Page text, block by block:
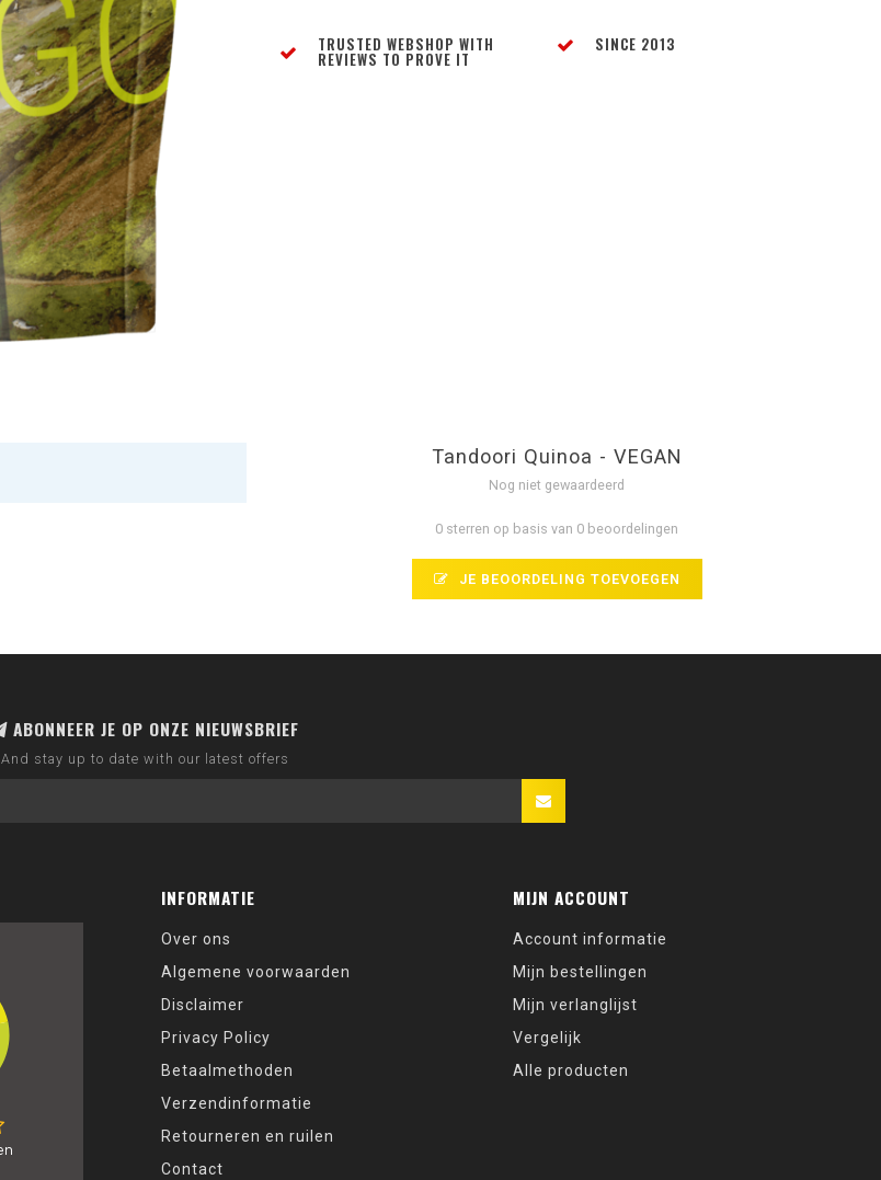
TRUSTED WEBSHOP WITH
REVIEWS TO PROVE IT
SINCE 2013
Tandoori Quinoa - VEGAN
Nog niet gewaardeerd
0 sterren op basis van 0 beoordelingen
JE BEOORDELING TOEVOEGEN
ABONNEER JE OP ONZE NIEUWSBRIEF
And stay up to date with our latest offers
INFORMATIE
Over ons
Algemene voorwaarden
Disclaimer
Privacy Policy
Betaalmethoden
Verzendinformatie
Retourneren en ruilen
Contact
MIJN ACCOUNT
Account informatie
Mijn bestellingen
Mijn verlanglijst
Vergelijk
Alle producten